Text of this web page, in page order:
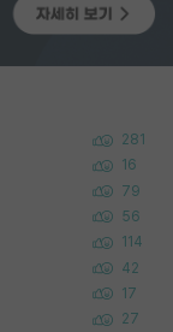
281
16
79
56
114
42
17
27